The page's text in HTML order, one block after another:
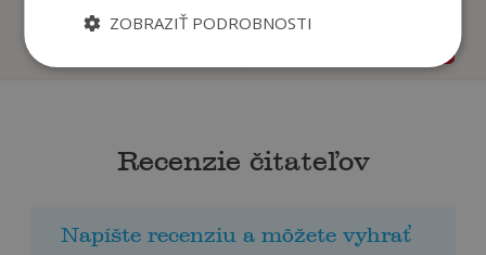
Na sklade Na sklade
Recenzie čitateľov
Napíšte recenziu a môžete vyhrať
ZOBRAZIŤ PODROBNOSTI